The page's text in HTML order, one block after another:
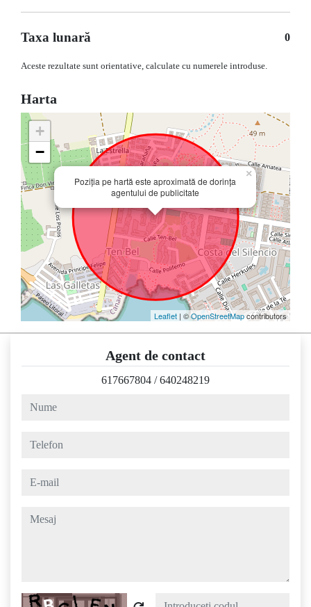
Taxa lunară 0
Aceste rezultate sunt orientative, calculate cu numerele introduse.
Harta
Poziția pe hartă este aproximată de dorința
agentului de publicitate
×
+
−
Leaflet | ©OpenStreetMapcontributors
Agent de contact
617667804 /640248219
nume
telefon
e-mail
mesaj
Captcha